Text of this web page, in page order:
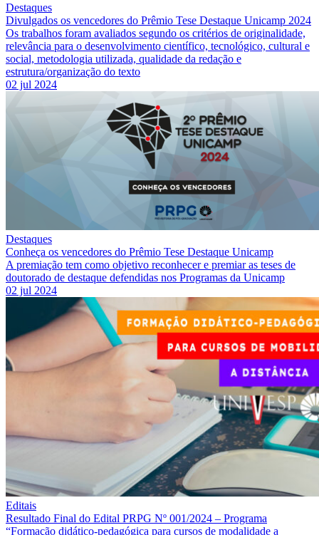
Destaques
Divulgados os vencedores do Prêmio Tese Destaque Unicamp 2024
Os trabalhos foram avaliados segundo os critérios de originalidade,
relevância para o desenvolvimento científico, tecnológico, cultural e
social, metodologia utilizada, qualidade da redação e
estrutura/organização do texto
02 jul 2024
Destaques
Conheça os vencedores do Prêmio Tese Destaque Unicamp
A premiação tem como objetivo reconhecer e premiar as teses de
doutorado de destaque defendidas nos Programas da Unicamp
02 jul 2024
Editais
Resultado Final do Edital PRPG Nº 001/2024 – Programa
“Formação didático-pedagógica para cursos de modalidade a